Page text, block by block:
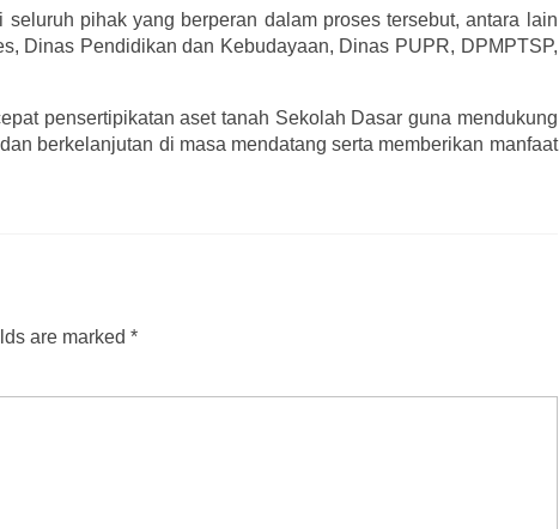
pihak yang berperan dalam proses tersebut, antara lain
Dinas Pendidikan dan Kebudayaan, Dinas PUPR, DPMPTSP,
pensertipikatan aset tanah Sekolah Dasar guna mendukung
berkelanjutan di masa mendatang serta memberikan manfaat
are marked *